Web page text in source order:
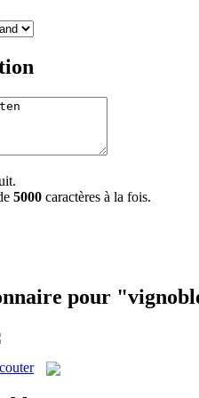
5000 caractères à la fois.
pour